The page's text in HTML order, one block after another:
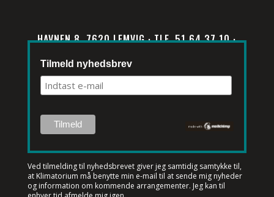
HAVNEN 8, 7620 LEMVIG · TLF. 51 64 37 10 ·
Tilmeld nyhedsbrev
Ved tilmelding til nyhedsbrevet giver jeg samtidig samtykke til,
at Klimatorium må benytte min e-mail til at sende mig nyheder
og information om kommende arrangementer. Jeg kan til